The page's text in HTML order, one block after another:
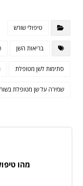
טיפולי שורש
בריאות השן
סתימות לשן מטופלת
שמירה על שן מטופלת
מהו